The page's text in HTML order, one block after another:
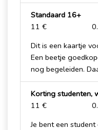
Standaard 16+
11 €
Dit is een kaartje
Een beetje
nog begeleiden.
Korting studenten,
11 €
Je bent een